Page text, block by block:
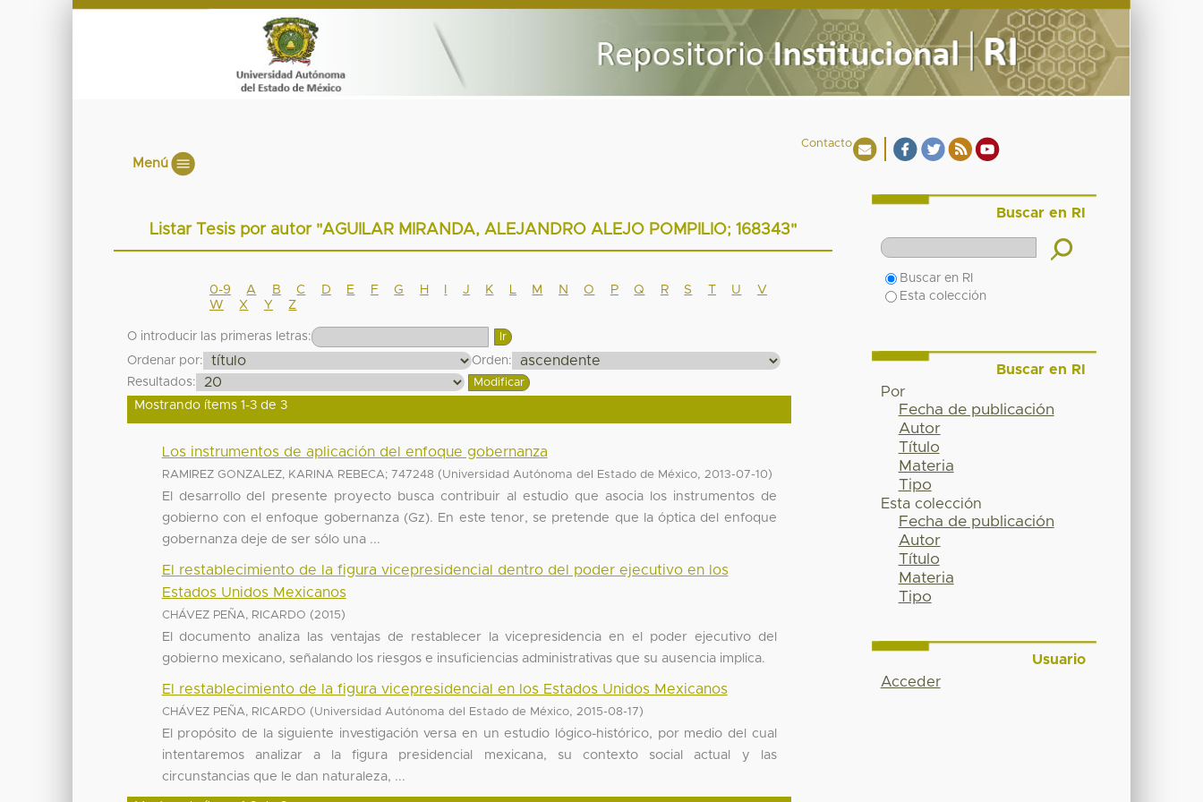
Contacto
Menú
Listar Tesis por autor "AGUILAR MIRANDA, ALEJANDRO ALEJO POMPILIO; 168343"
0-9 A B C D E F G H J K M N O P Q R S T U
V
W
X Y Z
O introducir las primeras letras:
Ordenar por:
Orden:
Resultados:
Mostrando ítems 1-3 de 3
Los instrumentos de aplicación del enfoque gobernanza
RAMIREZ GONZALEZ, KARINA REBECA; 747248 (Universidad Autónoma del Estado de México, 2013-07-10)
El desarrollo del presente proyecto busca contribuir al estudio que asocia los instrumentos de
gobierno con el enfoque gobernanza (Gz). En este tenor, se pretende que la óptica del enfoque
gobernanza deje de ser sólo una ...
El restablecimiento de la figura vicepresidencial dentro del poder ejecutivo en los
Estados Unidos Mexicanos
CHÁVEZ PEÑA, RICARDO (2015)
El documento analiza las ventajas de restablecer la vicepresidencia en el poder ejecutivo del
gobierno mexicano, señalando los riesgos e insuficiencias administrativas que su ausencia implica.
El restablecimiento de la figura vicepresidencial en los Estados Unidos Mexicanos
CHÁVEZ PEÑA, RICARDO (Universidad Autónoma del Estado de México, 2015-08-17)
El propósito de la siguiente investigación versa en un estudio lógico-histórico, por medio del cual
intentaremos analizar a la figura presidencial mexicana, su contexto social actual y las
circunstancias que le dan naturaleza, ...
Buscar en RI
Buscar en RI
Esta colección
Buscar en RI
Por
Fecha de publicación
Autor
Título
Materia
Tipo
Esta colección
Fecha de publicación
Autor
Título
Materia
Tipo
Usuario
Acceder